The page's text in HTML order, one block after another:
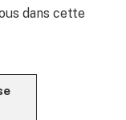
dans cette